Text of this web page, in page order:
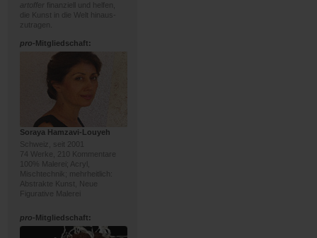
artoffer finanziell und helfen,
die Kunst in die Welt hinaus-
zutragen.
pro-Mitgliedschaft:
Soraya Hamzavi-Louyeh
Schweiz, seit 2001
74 Werke, 210 Kommentare
100% Malerei; Acryl,
Mischtechnik; mehrheitlich:
Abstrakte Kunst, Neue
Figurative Malerei
pro-Mitgliedschaft: